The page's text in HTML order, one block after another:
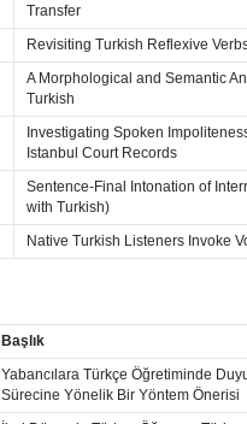
Transfer
Revisiting Turkish Reflexive
A Morphological and Semantic
Turkish
Investigating Spoken
Istanbul Court Records
Sentence-Final Intonation of
with Turkish)
Native Turkish Listeners Invoke
Başlık
Yabancılara Türkçe Öğretiminde
Sürecine Yönelik Bir Yöntem Önerisi